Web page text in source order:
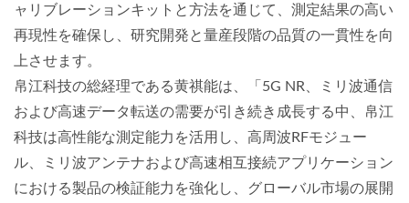
ャリブレーションキットと方法を通じて、測定結果の高い
再現性を確保し、研究開発と量産段階の品質の一貫性を向
上させます。
帛江科技の総経理である黄祺能は、「5G NR、ミリ波通信
および高速データ転送の需要が引き続き成長する中、帛江
科技は高性能な測定能力を活用し、高周波RFモジュー
ル、ミリ波アンテナおよび高速相互接続アプリケーション
における製品の検証能力を強化し、グローバル市場の展開